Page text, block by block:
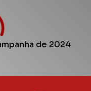
de 2024